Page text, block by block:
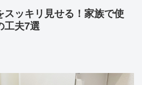
スッキリ見せる！家族で使
工夫7選